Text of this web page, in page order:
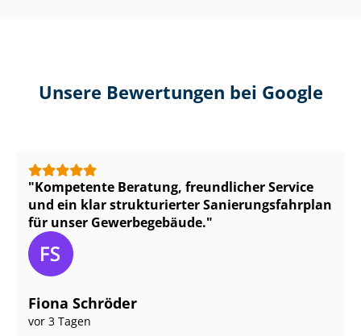
Unsere Bewertungen bei Google
Kompetente Beratung, freundlicher Service
und ein klar strukturierter Sa­nie­rungs­fahr­plan
für unser Gewerbegebäude.
Fiona Schröder
vor 3 Tagen